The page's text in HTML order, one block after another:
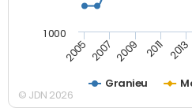
Granieu
2005 2007 2009 2011 2013
1 000
© JDN 2026